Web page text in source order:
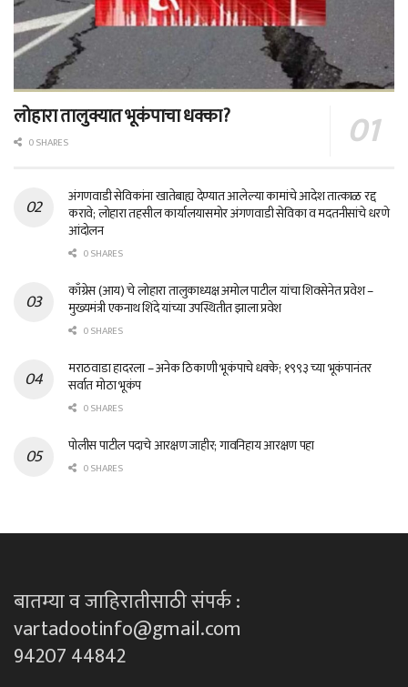
लोहारा तालुक्यात भूकंपाचा धक्का?
0 SHARES
अंगणवाडी सेविकांना खातेबाह्य देण्यात आलेल्या कामांचे आदेश तात्काळ रद्द
करावे; लोहारा तहसील कार्यालयासमोर अंगणवाडी सेविका व मदतनीसांचे धरणे
आंदोलन
0 SHARES
काँग्रेस (आय) चे लोहारा तालुकाध्यक्ष अमोल पाटील यांचा शिवसेनेत प्रवेश –
मुख्यमंत्री एकनाथ शिंदे यांच्या उपस्थितीत झाला प्रवेश
0 SHARES
मराठवाडा हादरला – अनेक ठिकाणी भूकंपाचे धक्के; १९९३ च्या भूकंपानंतर
सर्वात मोठा भूकंप
0 SHARES
पोलीस पाटील पदाचे आरक्षण जाहीर; गावनिहाय आरक्षण पहा
0 SHARES
बातम्या व जाहिरातीसाठी संपर्क :
vartadootinfo@gmail.com
94207 44842